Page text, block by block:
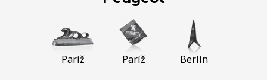
Paríž Paríž Berlín